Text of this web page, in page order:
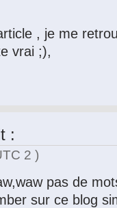
, je me
vrai ;),
:
2 )
pas de
sur ce blog